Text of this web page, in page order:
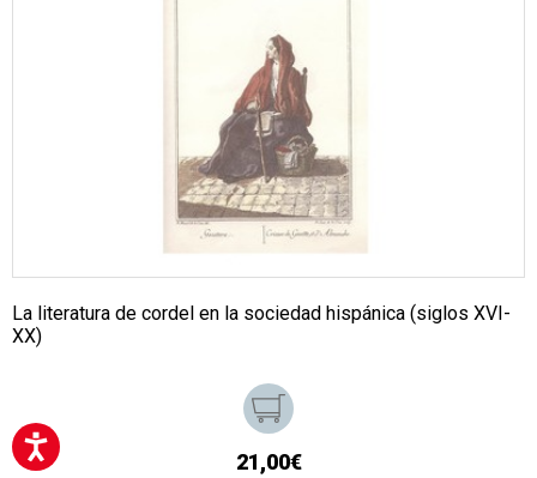
La literatura de cordel en la sociedad hispánica (siglos XVI-
XX)
21,00€